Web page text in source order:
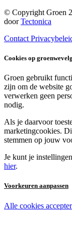
© Copyright Groen
doorTectonica
Contact
Cookies op
Groen gebruikt
zijn om de website
verwerken geen
nodig.
Als je daarvoor
marketingcookies.
stemmen op jouw
Je kunt je
hier.
Voorkeuren aanpassen
Noodzakelijke
Alle cookies